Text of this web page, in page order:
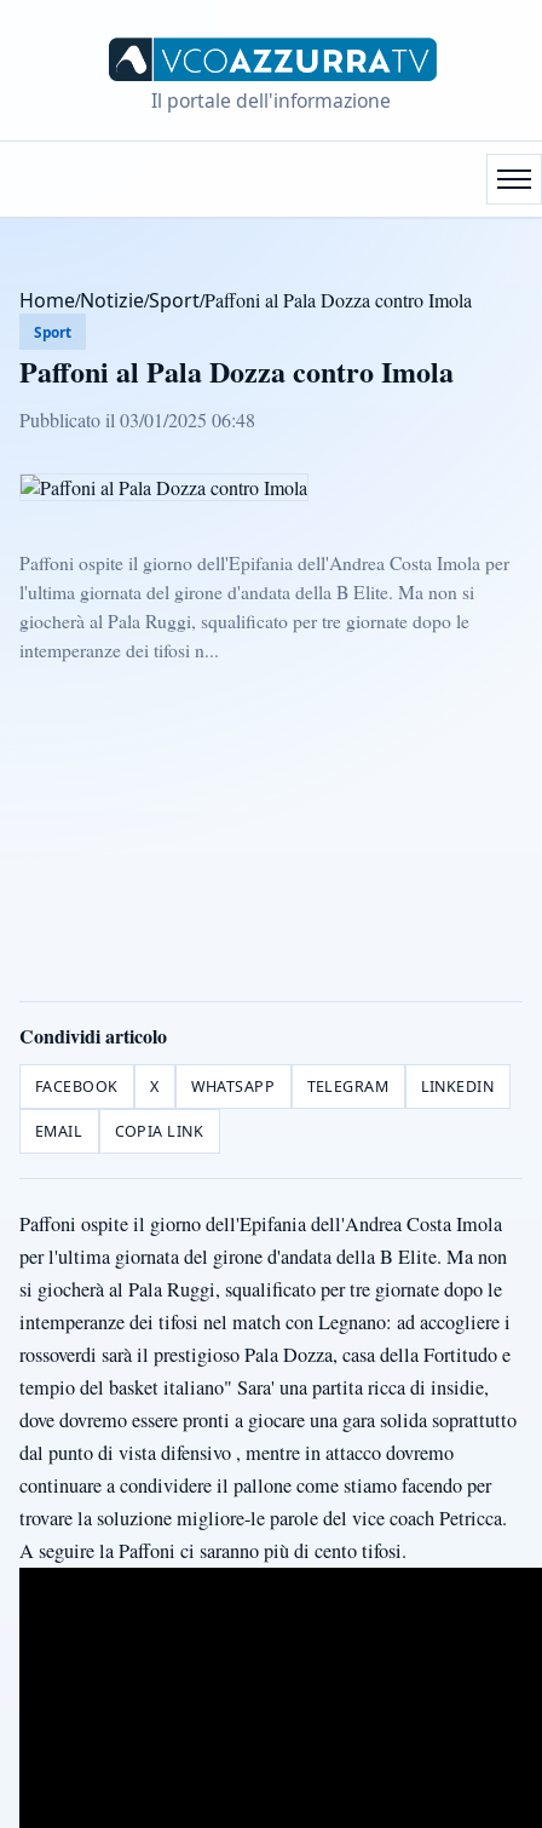
Il portale dell'informazione
Home/Notizie/Sport/Paffoni al Pala Dozza contro Imola
Sport
Paffoni al Pala Dozza contro Imola
Pubblicato il 03/01/2025 06:48
Paffoni ospite il giorno dell'Epifania dell'Andrea Costa Imola per
l'ultima giornata del girone d'andata della B Elite. Ma non si
giocherà al Pala Ruggi, squalificato per tre giornate dopo le
intemperanze dei tifosi n...
Condividi articolo
FACEBOOK X WHATSAPP TELEGRAM LINKEDIN
EMAIL COPIA LINK
Paffoni ospite il giorno dell'Epifania dell'Andrea Costa Imola
per l'ultima giornata del girone d'andata della B Elite. Ma non
si giocherà al Pala Ruggi, squalificato per tre giornate dopo le
intemperanze dei tifosi nel match con Legnano: ad accogliere i
rossoverdi sarà il prestigioso Pala Dozza, casa della Fortitudo e
tempio del basket italiano" Sara' una partita ricca di insidie,
dove dovremo essere pronti a giocare una gara solida soprattutto
dal punto di vista difensivo , mentre in attacco dovremo
continuare a condividere il pallone come stiamo facendo per
trovare la soluzione migliore-le parole del vice coach Petricca.
A seguire la Paffoni ci saranno più di cento tifosi.